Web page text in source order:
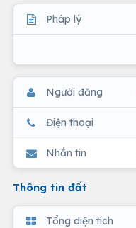
Pháp lý
Người đăng
Điện thoại
Nhắn tin
Thông tin đất
Tổng diện tích